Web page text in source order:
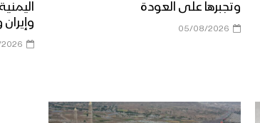
وتجبرها على العودة
05/08/2026
2026